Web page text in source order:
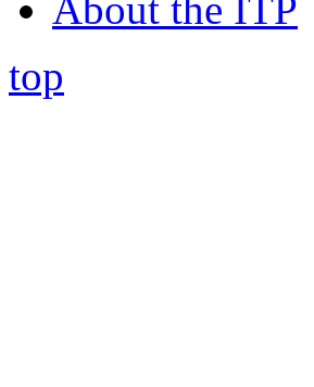
About the ITP
top